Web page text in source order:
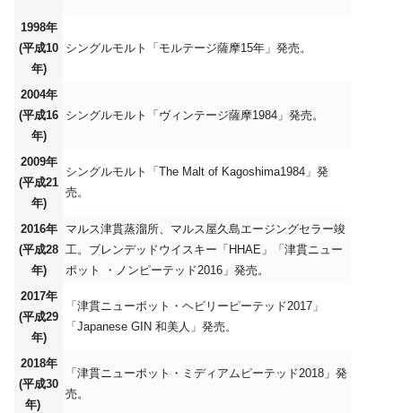
1998年
(平成10
年)
シングルモルト「モルテージ薩摩15年」発売。
2004年
(平成16
年)
シングルモルト「ヴィンテージ薩摩1984」発売。
2009年
(平成21
年)
シングルモルト「The Malt of Kagoshima1984」発
売。
2016年
(平成28
年)
マルス津貫蒸溜所、マルス屋久島エージングセラー竣
工。ブレンデッドウイスキー「HHAE」「津貫ニュー
ポット ・ノンピーテッド2016」発売。
2017年
(平成29
年)
「津貫ニューポット・ヘビリーピーテッド2017」
「Japanese GIN 和美人」発売。
2018年
(平成30
年)
「津貫ニューポット・ミディアムピーテッド2018」発
売。